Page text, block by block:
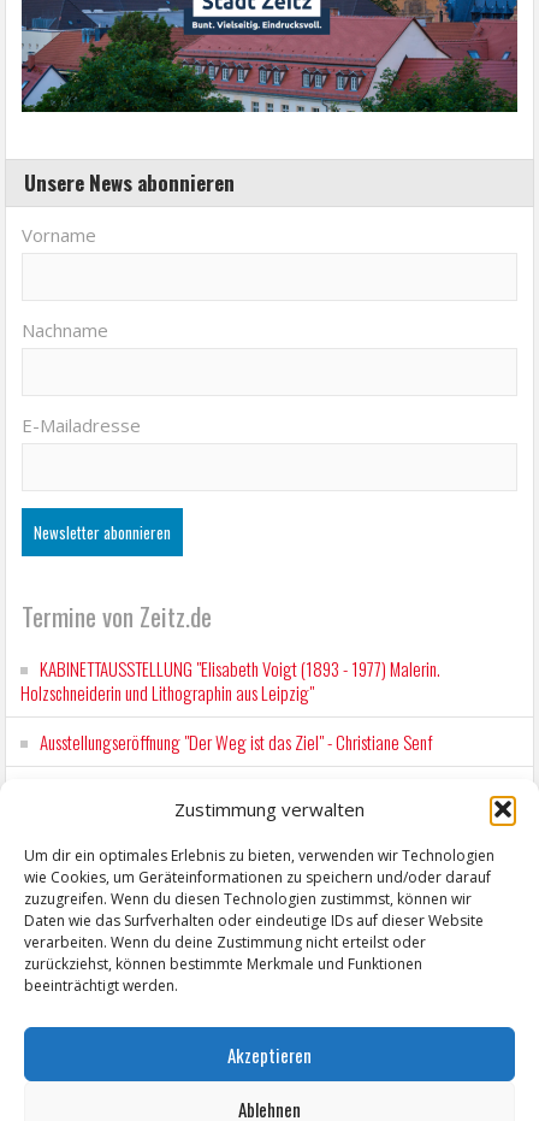
Zustimmung verwalten
Um dir ein optimales Erlebnis zu bieten, verwenden wir Technologien
wie Cookies, um Geräteinformationen zu speichern und/oder darauf
zuzugreifen. Wenn du diesen Technologien zustimmst, können wir
Daten wie das Surfverhalten oder eindeutige IDs auf dieser Website
verarbeiten. Wenn du deine Zustimmung nicht erteilst oder
zurückziehst, können bestimmte Merkmale und Funktionen
beeinträchtigt werden.
Akzeptieren
Ablehnen
Unsere News abonnieren
Vorname
Nachname
E-Mailadresse
Termine von Zeitz.de
KABINETTAUSSTELLUNG "Elisabeth Voigt (1893 - 1977) Malerin.
Holzschneiderin und Lithographin aus Leipzig"
Ausstellungseröffnung "Der Weg ist das Ziel" - Christiane Senf
Kunstfest Zeitz